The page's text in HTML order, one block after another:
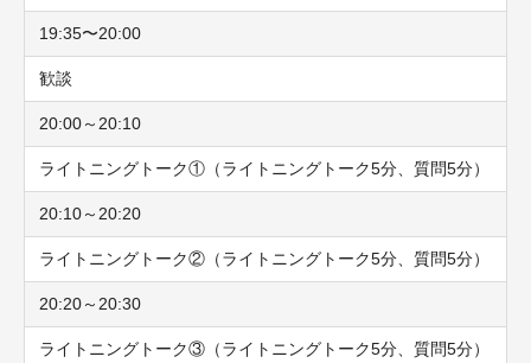
19:35〜20:00
歓談
20:00～20:10
ライトニングトーク①（ライトニングトーク5分、質問5分）
20:10～20:20
ライトニングトーク②（ライトニングトーク5分、質問5分）
20:20～20:30
ライトニングトーク③（ライトニングトーク5分、質問5分）